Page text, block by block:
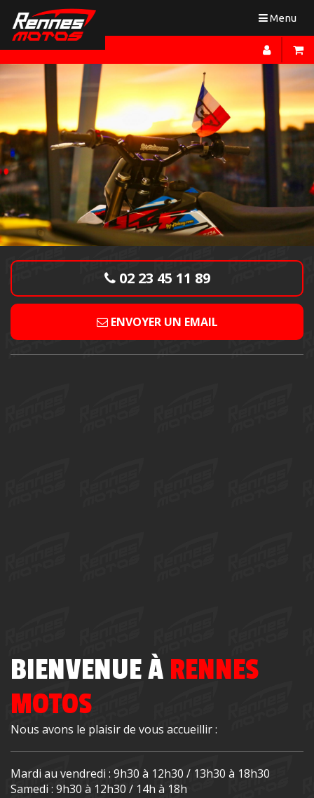
Toggle
Menu
02 23 45 11 89
ENVOYER UN EMAIL
BIENVENUE À RENNES
MOTOS
Nous avons le plaisir de vous accueillir :
Mardi au vendredi : 9h30 à 12h30 / 13h30 à 18h30
Samedi : 9h30 à 12h30 / 14h à 18h